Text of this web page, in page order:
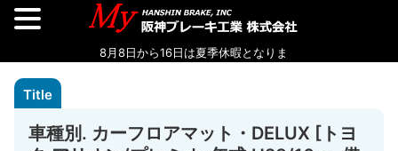
車種別. カーフロアマット・DELUX [トヨ